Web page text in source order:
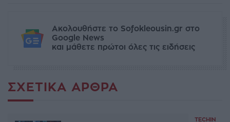
Ακολουθήστε το Sofokleousin.gr στο
Google News
και μάθετε πρώτοι όλες τις ειδήσεις
ΣΧΕΤΙΚΆ ΆΡΘΡΑ
TECHIN